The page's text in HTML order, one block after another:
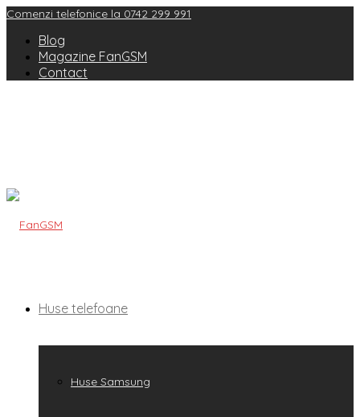
Comenzi telefonice la 0742 299 991
Blog
Magazine FanGSM
Contact
Huse telefoane
Huse Samsung